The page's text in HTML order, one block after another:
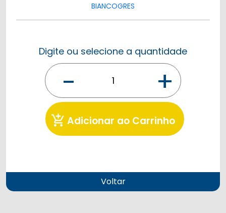
BIANCOGRES
Digite ou selecione a quantidade
- +
add_shopping_cart Adicionar ao Carrinho
Voltar